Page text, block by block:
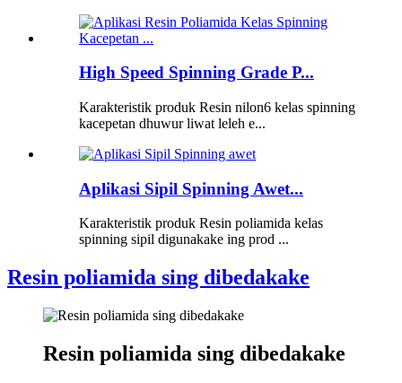
High Speed ​​Spinning Grade P...
Karakteristik produk Resin nilon6 kelas spinning
kacepetan dhuwur liwat leleh e...
Aplikasi Sipil Spinning Awet...
Karakteristik produk Resin poliamida kelas
spinning sipil digunakake ing prod ...
Resin poliamida sing dibedakake
Resin poliamida sing dibedakake